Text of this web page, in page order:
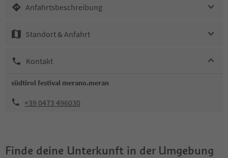
Anfahrtsbeschreibung
Standort & Anfahrt
Kontakt
südtirol festival merano.meran
+39 0473 496030
Finde deine Unterkunft in der Umgebung